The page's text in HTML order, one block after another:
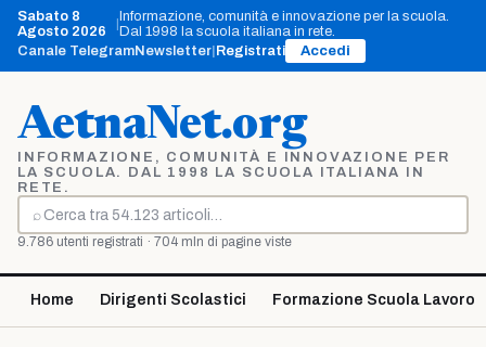
Vai
contenuto
Sabato 8
Agosto 2026
Informazione, comunità e innovazione per la scuola.
Dal 1998 la scuola italiana in rete.
Canale TelegramNewsletter Registrati Accedi
AetnaNet.org
INFORMAZIONE, COMUNITÀ E INNOVAZIONE PER
LA SCUOLA. DAL 1998 LA SCUOLA ITALIANA IN
RETE.
⌕
Cerca
9.786 utenti registrati · 704 mln di pagine viste
Home Dirigenti Scolastici Formazione Scuola Lavoro